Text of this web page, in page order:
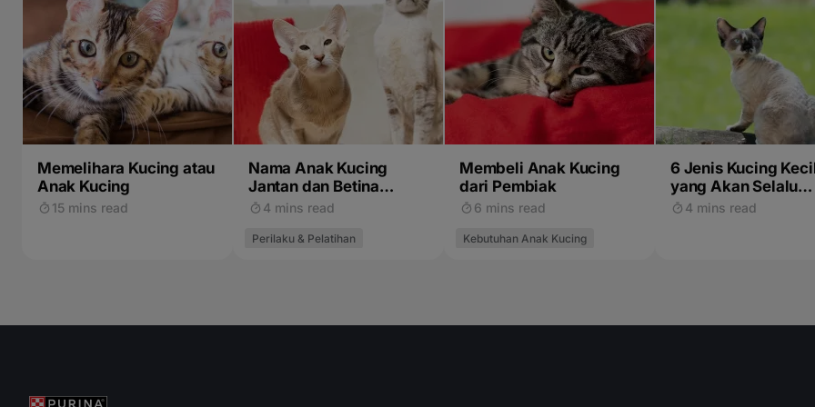
Memelihara Kucing atau
Anak Kucing
15 mins read
Nama Anak Kucing
Jantan dan Betina
Terbaik
4 mins read
Perilaku & Pelatihan
Membeli Anak Kucing
dari Pembiak
6 mins read
Kebutuhan Anak Kucing
6 Jenis Kucing
yang Akan Selalu
Terlihat Mungil
4 mins read